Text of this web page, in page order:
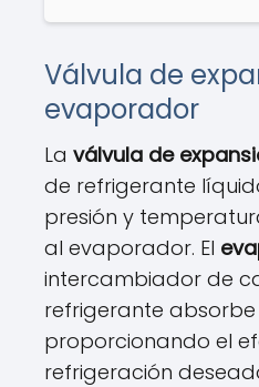
Válvula de
evaporador
La válvula de
de refrigerante
presión y
al evaporador. El
intercambiador de
refrigerante
proporcionando el
refrigeración